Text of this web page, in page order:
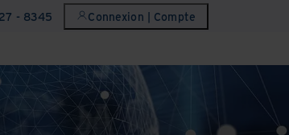
- 8345 Connexion | Compte